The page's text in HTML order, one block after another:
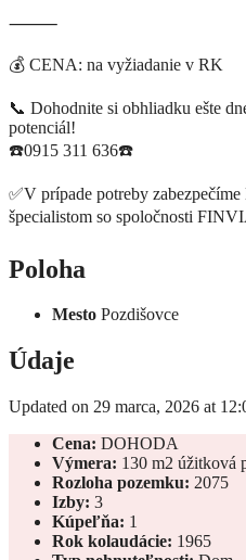
⸻
💰 CENA: na vyžiadanie v RK
📞 Dohodnite si obhliadku ešte
potenciál!
☎️0915 311 636☎️
✅V prípade potreby
špecialistom so spoločnosti
Poloha
Mesto Pozdišovce
Údaje
Updated on 29 marca, 2026 at
Cena: DOHODA
Výmera: 130 m2 úžitková
Rozloha pozemku: 2075
Izby: 3
Kúpeľňa: 1
Rok kolaudácie: 1965